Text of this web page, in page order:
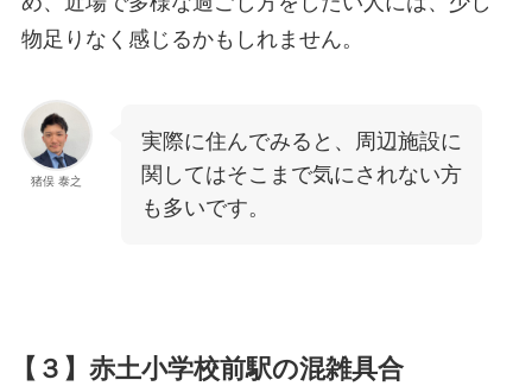
物足りなく感じるかもしれません。
猪俣 泰之
実際に住んでみると、周辺施設に
関してはそこまで気にされない方
も多いです。
【３】赤土小学校前駅の混雑具合